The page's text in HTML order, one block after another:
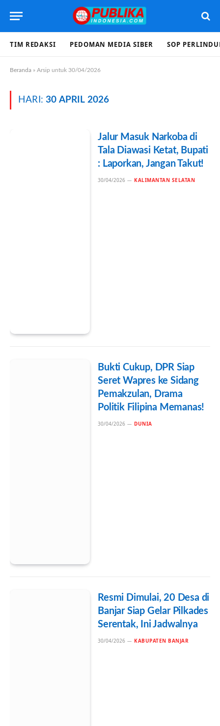
TIM REDAKSI PEDOMAN MEDIA SIBER SOP
Beranda » Arsip untuk 30/04/2026
HARI:30 APRIL 2026
Jalur Masuk Narkoba di
Tala Diawasi Ketat, Bupati
: Laporkan, Jangan Takut!
30/04/2026 KALIMANTAN SELATAN
Bukti Cukup, DPR Siap
Seret Wapres ke Sidang
Pemakzulan, Drama
Politik Filipina Memanas!
30/04/2026 DUNIA
Resmi Dimulai, 20 Desa di
Banjar Siap Gelar Pilkades
Serentak, Ini Jadwalnya
30/04/2026 KABUPATEN BANJAR